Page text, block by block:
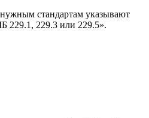
стандартам указывают
229.1, 229.3 или 229.5».